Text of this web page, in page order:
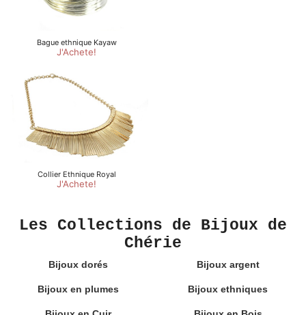
Les Collections de Bijoux de
Chérie
Bijoux dorés Bijoux argent
Bijoux en plumes Bijoux ethniques